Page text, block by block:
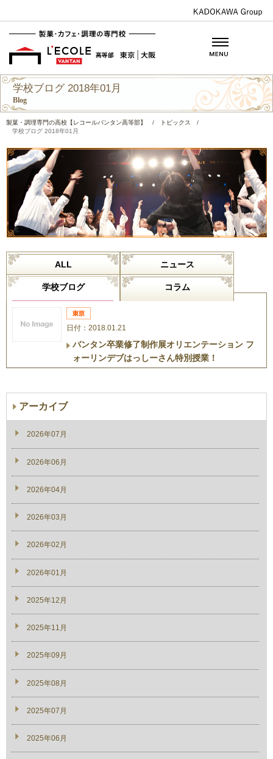
学校ブログ 2018年01月
Blog
製菓・調理専門の高校【レコールバンタン高等部】 / トピックス
/
学校ブログ 2018年01月
ALL ニュース
学校ブログ コラム
日付：2018.01.21
バンタン卒業修了制作展オリエンテーション フ
ォーリンデブはっしーさん特別授業！
アーカイブ
2026年07月
2026年06月
2026年04月
2026年03月
2026年02月
2026年01月
2025年12月
2025年11月
2025年09月
2025年08月
2025年07月
2025年06月